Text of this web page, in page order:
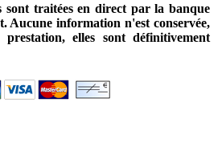
sont traitées en direct par la banque
Aucune information n'est conservée,
elles sont définitivement